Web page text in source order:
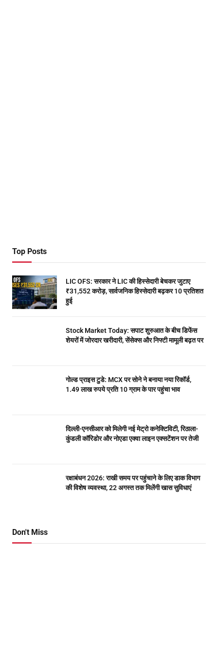
Top Posts
LIC OFS: सरकार ने LIC की हिस्सेदारी बेचकर जुटाए
₹31,552 करोड़, सार्वजनिक हिस्सेदारी बढ़कर 10 प्रतिशत
हुई
Stock Market Today: सपाट शुरुआत के बीच डिफेंस
शेयरों में जोरदार खरीदारी, सेंसेक्स और निफ्टी मामूली बढ़त पर
गोल्ड प्राइस टुडे: MCX पर सोने ने बनाया नया रिकॉर्ड,
1.49 लाख रुपये प्रति 10 ग्राम के पार पहुंचा भाव
दिल्ली-एनसीआर को मिलेगी नई मेट्रो कनेक्टिविटी, रिठाला-
कुंडली कॉरिडोर और नोएडा एक्वा लाइन एक्सटेंशन पर तेजी
रक्षाबंधन 2026: राखी समय पर पहुंचाने के लिए डाक विभाग
की विशेष व्यवस्था, 22 अगस्त तक मिलेंगी खास सुविधाएं
Don't Miss